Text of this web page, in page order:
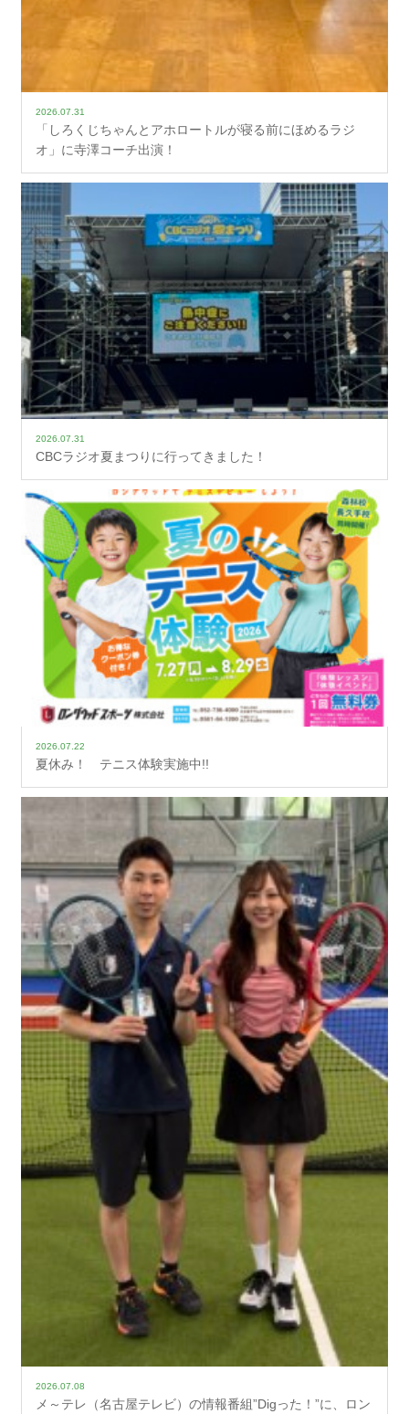
2026.07.31
「しろくじちゃんとアホロートルが寝る前にほめるラジ
オ」に寺澤コーチ出演！
2026.07.31
CBCラジオ夏まつりに行ってきました！
2026.07.22
夏休み！ テニス体験実施中!!
2026.07.08
メ～テレ（名古屋テレビ）の情報番組”Digった！”に、ロン